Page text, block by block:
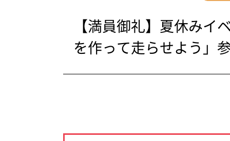
【満員御礼】夏休みイ
を作って走らせよう」